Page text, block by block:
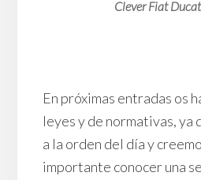
Clever Fiat
En próximas entradas os
leyes y de normativas, ya
a la orden del día y
importante conocer una